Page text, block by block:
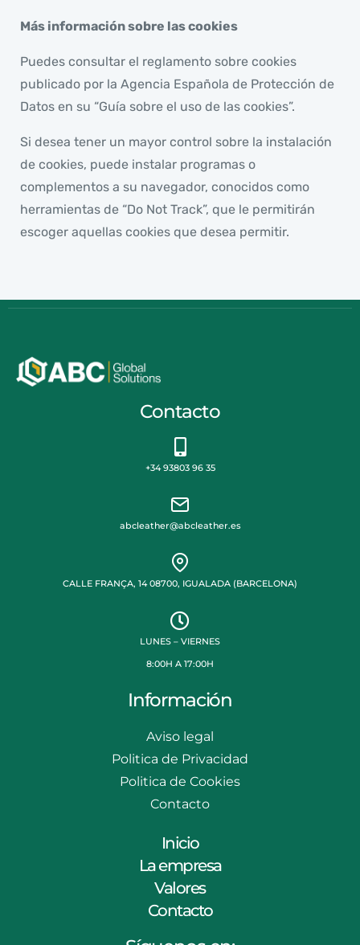
Más información sobre las cookies
Puedes consultar el reglamento sobre cookies
publicado por la Agencia Española de Protección de
Datos en su “Guía sobre el uso de las cookies”.
Si desea tener un mayor control sobre la instalación
de cookies, puede instalar programas o
complementos a su navegador, conocidos como
herramientas de “Do Not Track”, que le permitirán
escoger aquellas cookies que desea permitir.
Contacto
+34 93803 96 35
abcleather@abcleather.es
CALLE FRANÇA, 14 08700, IGUALADA (BARCELONA)
LUNES – VIERNES
8:00H A 17:00H
Información
Aviso legal
Politica de Privacidad
Politica de Cookies
Contacto
Inicio
La empresa
Valores
Contacto